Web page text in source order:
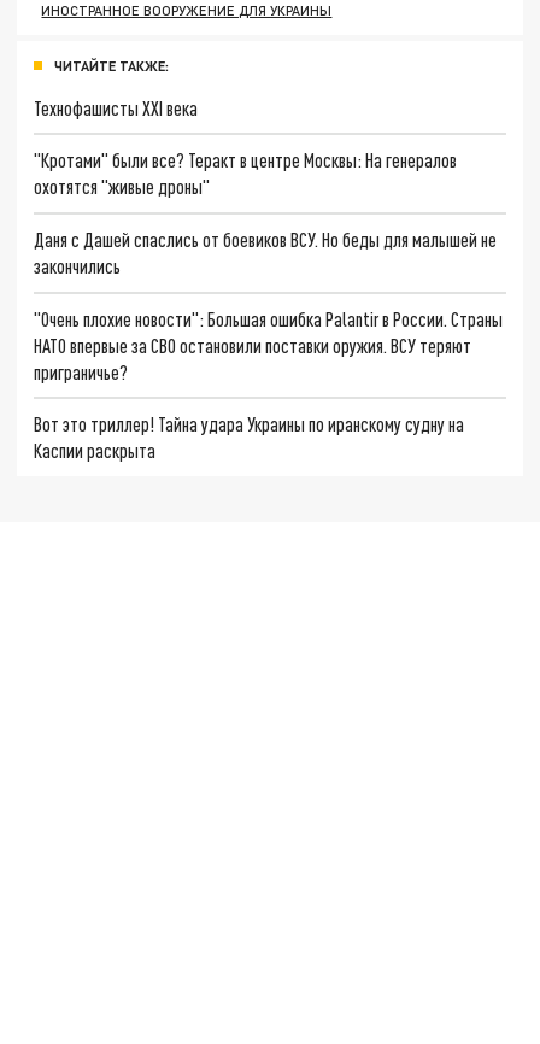
ИНОСТРАННОЕ ВООРУЖЕНИЕ ДЛЯ УКРАИНЫ
ЧИТАЙТЕ ТАКЖЕ:
Технофашисты XXI века
"Кротами" были все? Теракт в центре Москвы: На генералов
охотятся "живые дроны"
Даня с Дашей спаслись от боевиков ВСУ. Но беды для малышей не
закончились
"Очень плохие новости": Большая ошибка Palantir в России. Страны
НАТО впервые за СВО остановили поставки оружия. ВСУ теряют
приграничье?
Вот это триллер! Тайна удара Украины по иранскому судну на
Каспии раскрыта